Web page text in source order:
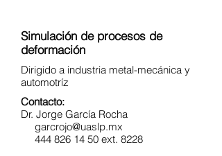
Simulación de procesos de
deformación
Dirigido a industria metal-mecánica y
automotríz
Contacto:
Dr. Jorge García Rocha
garcrojo@uaslp.mx
444 826 14 50 ext. 8228